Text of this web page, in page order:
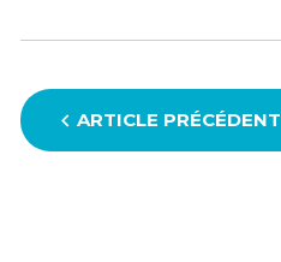
Navigation
de
ARTICLE PRÉCÉDENT